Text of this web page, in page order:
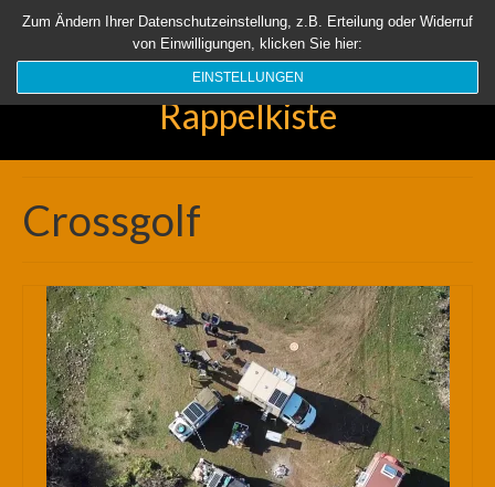
Startseite Aktuell Über uns Unsere Rappelkiste Länder
Suchen
Rappelkiste
Crossgolf
Zum Ändern Ihrer Datenschutzeinstellung, z.B. Erteilung oder Widerruf
von Einwilligungen, klicken Sie hier:
EINSTELLUNGEN